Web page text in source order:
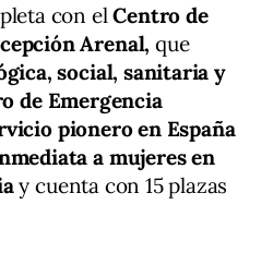
con elCentro de
Arenal, que
social, sanitaria y
de Emergencia
pionero en España
a mujeres en
y cuenta con 15 plazas